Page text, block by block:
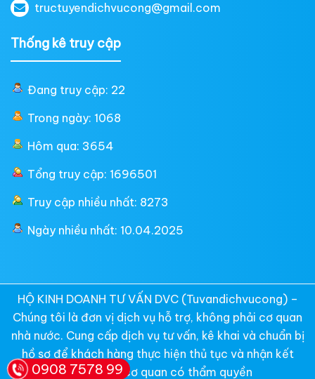
0908 7578 99
tructuyendichvucong@gmail.com
Thống kê truy cập
Đang truy cập: 22
Trong ngày: 1068
Hôm qua: 3654
Tổng truy cập: 1696501
Truy cập nhiều nhất: 8273
Ngày nhiều nhất: 10.04.2025
HỘ KINH DOANH TƯ VẤN DVC (Tuvandichvucong) –
Chúng tôi là đơn vị dịch vụ hỗ trợ, không phải cơ quan
nhà nước. Cung cấp dịch vụ tư vấn, kê khai và chuẩn bị
hồ sơ để khách hàng thực hiện thủ tục và nhận kết
quả từ các cơ quan có thẩm quyền